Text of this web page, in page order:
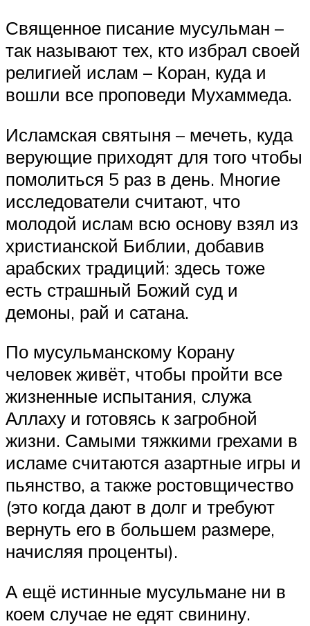
Священное писание мусульман –
так называют тех, кто избрал своей
религией ислам – Коран, куда и
вошли все проповеди Мухаммеда.
Исламская святыня – мечеть, куда
верующие приходят для того чтобы
помолиться 5 раз в день. Многие
исследователи считают, что
молодой ислам всю основу взял из
христианской Библии, добавив
арабских традиций: здесь тоже
есть страшный Божий суд и
демоны, рай и сатана.
По мусульманскому Корану
человек живёт, чтобы пройти все
жизненные испытания, служа
Аллаху и готовясь к загробной
жизни. Самыми тяжкими грехами в
исламе считаются азартные игры и
пьянство, а также ростовщичество
(это когда дают в долг и требуют
вернуть его в большем размере,
начисляя проценты).
А ещё истинные мусульмане ни в
коем случае не едят свинину.